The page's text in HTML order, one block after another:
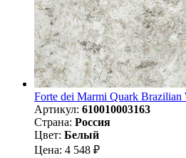
Forte dei Marmi Quark Brazilian
Артикул: 610010003163
Страна: Россия
Цвет: Белый
Цена: 4 548 ₽